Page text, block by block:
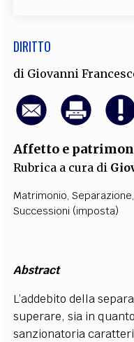
DIRITTO
di Giovanni
Affetto e
Rubrica a cura di
Matrimonio,Separazione,
Successioni (imposta)
Abstract
L’addebito della
superare, sia in
sanzionatoria